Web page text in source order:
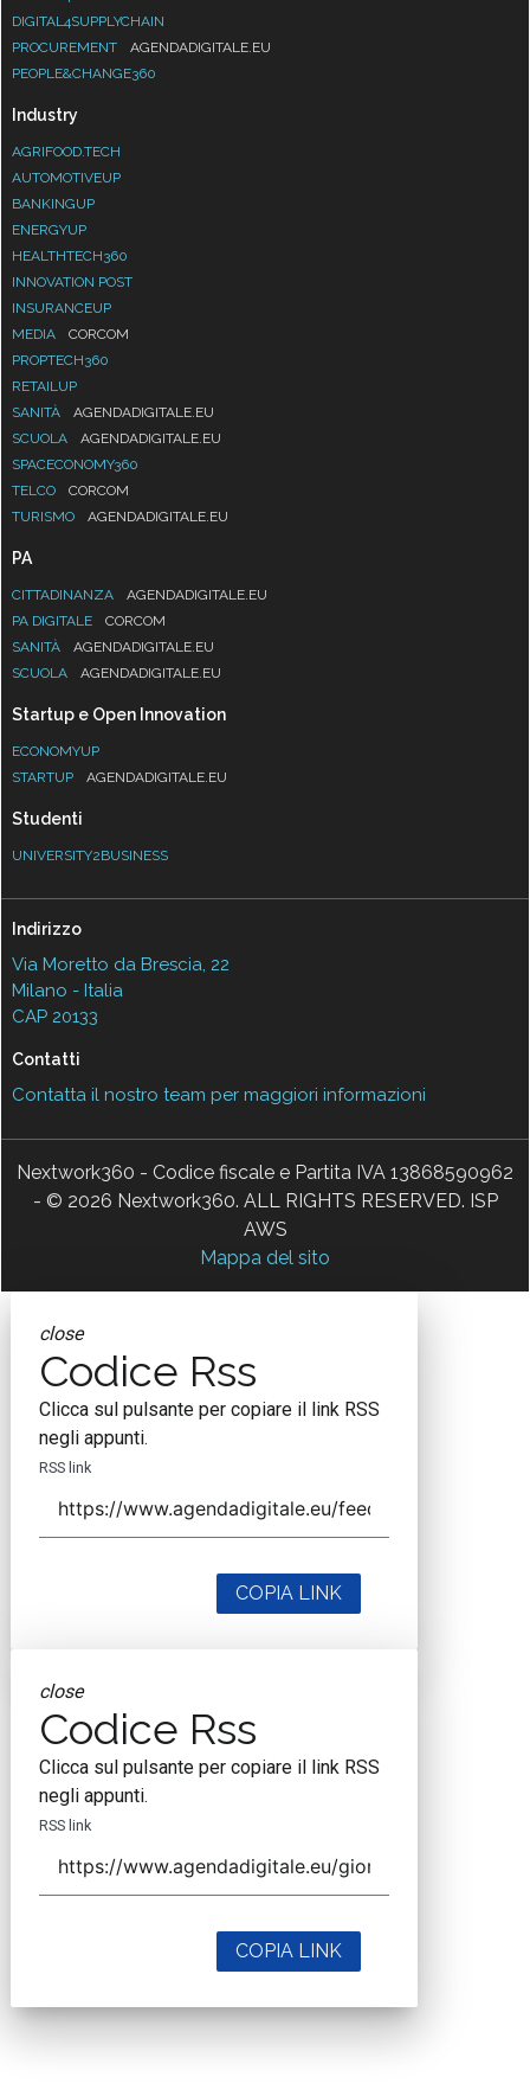
DIGITAL4SUPPLYCHAIN
PROCUREMENT
AGENDADIGITALE.EU
PEOPLE&CHANGE360
Industry
AGRIFOOD.TECH
AUTOMOTIVEUP
BANKINGUP
ENERGYUP
HEALTHTECH360
INNOVATION POST
INSURANCEUP
MEDIA
CORCOM
PROPTECH360
RETAILUP
SANITÀ
AGENDADIGITALE.EU
SCUOLA
AGENDADIGITALE.EU
SPACECONOMY360
TELCO
CORCOM
TURISMO
AGENDADIGITALE.EU
PA
CITTADINANZA
AGENDADIGITALE.EU
PA DIGITALE
CORCOM
SANITÀ
AGENDADIGITALE.EU
SCUOLA
AGENDADIGITALE.EU
Startup e Open Innovation
ECONOMYUP
STARTUP
AGENDADIGITALE.EU
Studenti
UNIVERSITY2BUSINESS
Indirizzo
Via Moretto da Brescia, 22
Milano - Italia
CAP 20133
Contatti
Contatta il nostro team per maggiori informazioni
Nextwork360 - Codice fiscale e Partita IVA 13868590962
- © 2026 Nextwork360. ALL RIGHTS RESERVED. ISP
AWS
Mappa del sito
close
Codice Rss
Clicca sul pulsante per copiare il link RSS
negli appunti.
RSS link
COPIA LINK
close
Codice Rss
Clicca sul pulsante per copiare il link RSS
negli appunti.
RSS link
COPIA LINK